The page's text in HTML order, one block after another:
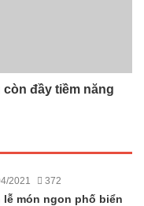
đầy tiềm năng
2021 372
lễ món ngon phố biển